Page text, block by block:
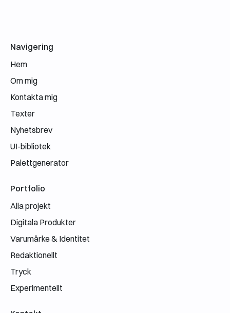
Navigering
Hem
Om mig
Kontakta mig
Texter
Nyhetsbrev
UI-bibliotek
Palettgenerator
Portfolio
Alla projekt
Digitala Produkter
Varumärke & Identitet
Redaktionellt
Tryck
Experimentellt